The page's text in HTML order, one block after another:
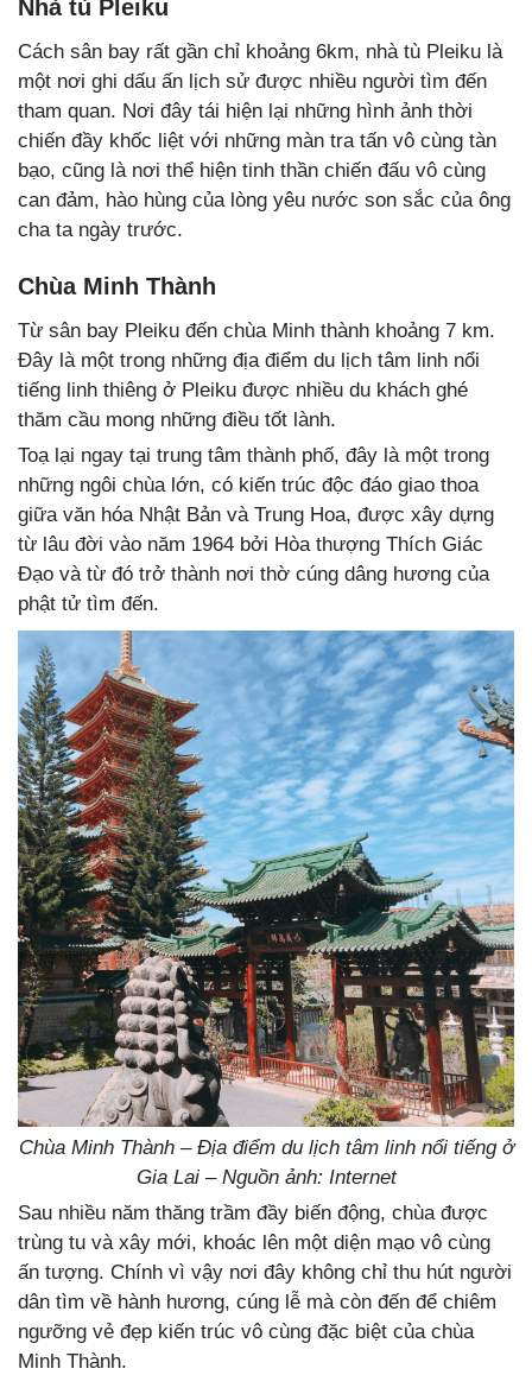
Nhà tù Pleiku
Cách sân bay rất gần chỉ khoảng 6km, nhà tù Pleiku là
một nơi ghi dấu ấn lịch sử được nhiều người tìm đến
tham quan. Nơi đây tái hiện lại những hình ảnh thời
chiến đầy khốc liệt với những màn tra tấn vô cùng tàn
bạo, cũng là nơi thể hiện tinh thần chiến đấu vô cùng
can đảm, hào hùng của lòng yêu nước son sắc của ông
cha ta ngày trước.
Chùa Minh Thành
Từ sân bay Pleiku đến chùa Minh thành khoảng 7 km.
Đây là một trong những địa điểm du lịch tâm linh nổi
tiếng linh thiêng ở Pleiku được nhiều du khách ghé
thăm cầu mong những điều tốt lành.
Toạ lại ngay tại trung tâm thành phố, đây là một trong
những ngôi chùa lớn, có kiến trúc độc đáo giao thoa
giữa văn hóa Nhật Bản và Trung Hoa, được xây dựng
từ lâu đời vào năm 1964 bởi Hòa thượng Thích Giác
Đạo và từ đó trở thành nơi thờ cúng dâng hương của
phật tử tìm đến.
Chùa Minh Thành – Địa điểm du lịch tâm linh nổi tiếng ở
Gia Lai – Nguồn ảnh: Internet
Sau nhiều năm thăng trầm đầy biến động, chùa được
trùng tu và xây mới, khoác lên một diện mạo vô cùng
ấn tượng. Chính vì vậy nơi đây không chỉ thu hút người
dân tìm về hành hương, cúng lễ mà còn đến để chiêm
ngưỡng vẻ đẹp kiến trúc vô cùng đặc biệt của chùa
Minh Thành.